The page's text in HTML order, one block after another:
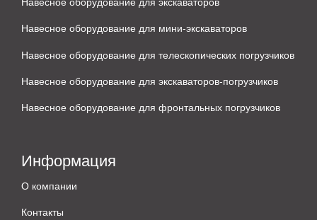
Навесное оборудование для мини-экскаваторов
Навесное оборудование для телескопических погрузчиков
Навесное оборудование для экскаваторов-погрузчиков
Навесное оборудование для фронтальных погрузчиков
Информация
О компании
Контакты